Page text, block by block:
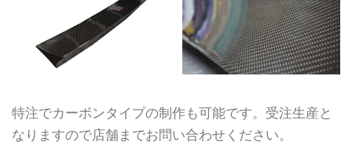
特注でカーボンタイプの制作も可能です。受注生産と
なりますので店舗までお問い合わせください。